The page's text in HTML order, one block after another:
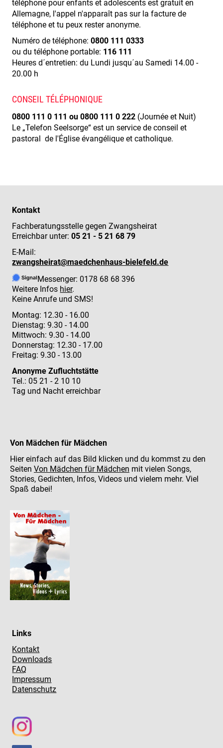
téléphone pour enfants et adolescents est gratuit en
Allemagne, l'appel n'apparaît pas sur la facture de
téléphone et tu peux rester anonyme.
Numéro de téléphone:0800 111 0333
ou du téléphone portable: 116 111
Heures d´entretien: du Lundi jusqu´au Samedi 14.00 -
20.00 h
CONSEIL TÉLÉPHONIQUE
0800 111 0 111 ou 0800 111 0 222 (Journée et Nuit)
Le „Telefon Seelsorge“ est un service de conseil et
pastoral de l'Église évangélique et catholique.
Kontakt
Fachberatungsstelle gegen Zwangsheirat
Erreichbar unter:05 21 - 5 21 68 79
E-Mail:
zwangsheirat@maedchenhaus-bielefeld.de
Messenger: 0178 68 68 396
Weitere Infos hier.
Keine Anrufe und SMS!
Montag: 12.30 - 16.00
Dienstag: 9.30 - 14.00
Mittwoch: 9.30 - 14.00
Donnerstag: 12.30 - 17.00
Freitag: 9.30 - 13.00
Anonyme Zufluchtstätte
Tel.: 05 21 - 2 10 10
Tag und Nacht erreichbar
Von Mädchen für Mädchen
Hier einfach auf das Bild klicken und du kommst zu den
Seiten Von Mädchen für Mädchen mit vielen Songs,
Stories, Gedichten, Infos, Videos und vielem mehr. Viel
Spaß dabei!
Links
Kontakt
Downloads
FAQ
Impressum
Datenschutz